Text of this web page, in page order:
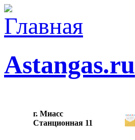
Astangas.ru
г. Миасс
Станционная 11